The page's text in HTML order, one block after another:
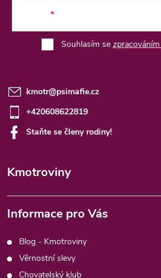
Souhlasím se
kmotr@psimafie.cz
+420608622819
Staňte se členy rodiny!
Kmotroviny
Informace pro Vás
Blog - Kmotroviny
Věrnostní slevy
Chovatelský klub